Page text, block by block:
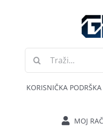
Traži...
KORISNIČKA
MOJ